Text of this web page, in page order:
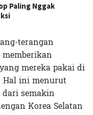
Paling Nggak
terangan
mereka pakai di
Hal ini menurut
semakin
Korea Selatan